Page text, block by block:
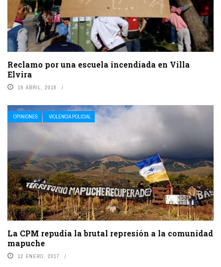
Reclamo por una escuela incendiada en Villa
Elvira
19 ABRIL, 2018
OPINIONES VIOLENCIA POLICIAL
La CPM repudia la brutal represión a la comunidad
mapuche
12 ENERO, 2017